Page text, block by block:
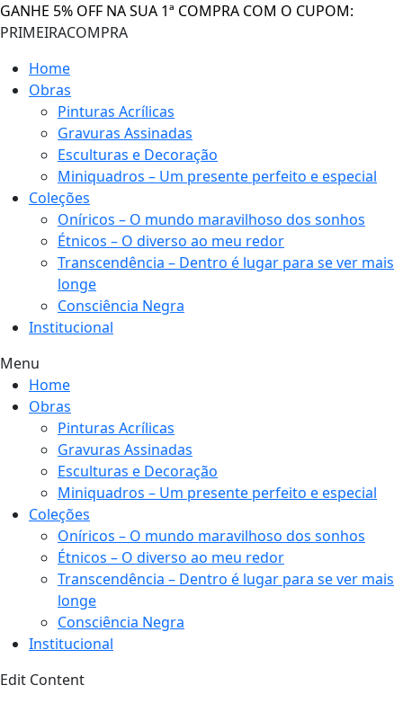
GANHE 5% OFF NA SUA 1ª COMPRA COM O CUPOM:
PRIMEIRACOMPRA
Home
Obras
Pinturas Acrílicas
Gravuras Assinadas
Esculturas e Decoração
Miniquadros – Um presente perfeito e especial
Coleções
Oníricos – O mundo maravilhoso dos sonhos
Étnicos – O diverso ao meu redor
Transcendência – Dentro é lugar para se ver mais
longe
Consciência Negra
Institucional
Menu
Home
Obras
Pinturas Acrílicas
Gravuras Assinadas
Esculturas e Decoração
Miniquadros – Um presente perfeito e especial
Coleções
Oníricos – O mundo maravilhoso dos sonhos
Étnicos – O diverso ao meu redor
Transcendência – Dentro é lugar para se ver mais
longe
Consciência Negra
Institucional
Edit Content